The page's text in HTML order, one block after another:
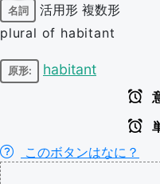
名詞 活用形 複数形
plural of habitant
原形: habitant
このボタンはなに？